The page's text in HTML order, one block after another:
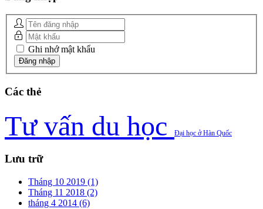
Ghi nhớ mật khẩu
Các thẻ
Tư vấn du học Đại học ở Hàn Quốc
Lưu trữ
Tháng 10 2019 (1)
Tháng 11 2018 (2)
tháng 4 2014 (6)